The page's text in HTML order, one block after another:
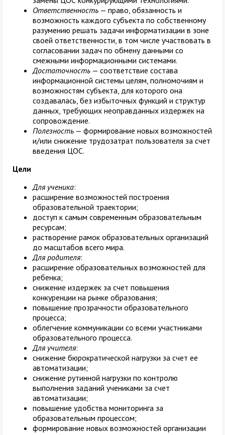
Ответственность — право, обязанность и
возможность каждого субъекта по собственному
разумению решать задачи информатизации в зоне
своей ответственности, в том числе участвовать в
согласовании задач по обмену данными со
смежными информационными системами.
Достаточность — соответствие состава
информационной системы целям, полномочиям и
возможностям субъекта, для которого она
создавалась, без избыточных функций и структур
данных, требующих неоправданных издержек на
сопровождение.
Полезность — формирование новых возможностей
и/или снижение трудозатрат пользователя за счет
введения ЦОС.
Цели
Для ученика:
расширение возможностей построения
образовательной траектории;
доступ к самым современным образовательным
ресурсам;
растворение рамок образовательных организаций
до масштабов всего мира.
Для родителя:
расширение образовательных возможностей для
ребенка;
снижение издержек за счет повышения
конкуренции на рынке образования;
повышение прозрачности образовательного
процесса;
облегчение коммуникации со всеми участниками
образовательного процесса.
Для учителя:
снижение бюрократической нагрузки за счет ее
автоматизации;
снижение рутинной нагрузки по контролю
выполнения заданий учениками за счет
автоматизации;
повышение удобства мониторинга за
образовательным процессом;
формирование новых возможностей организации